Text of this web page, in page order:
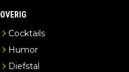
OVERIG
Cocktails
Humor
Diefstal